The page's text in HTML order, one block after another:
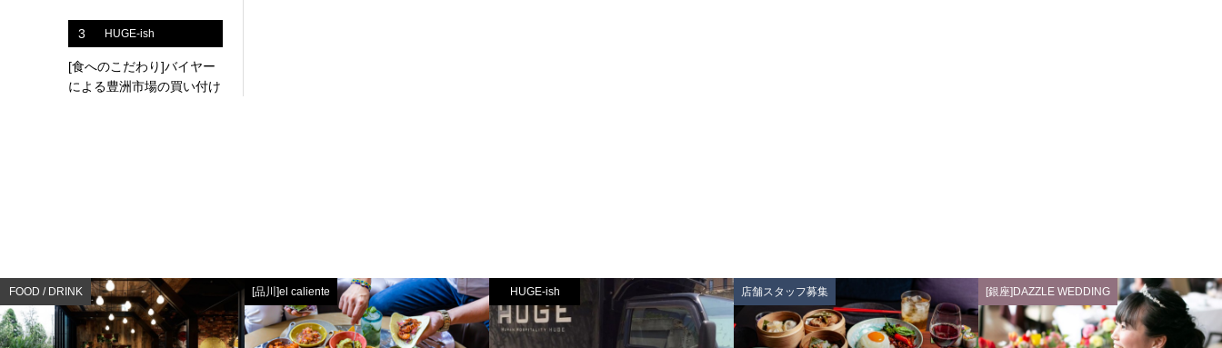
3 HUGE-ish
[食へのこだわり]バイヤー
による豊洲市場の買い付け
FOOD / DRINK [品川]el caliente HUGE-ish 店舗スタッフ募集 [銀座]DAZZLE WEDDING